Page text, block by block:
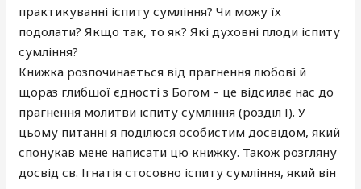
практикуванні іспиту сумління? Чи можу їх
подолати? Якщо так, то як? Які духовні плоди іспиту
сумління?
Книжка розпочинається від прагнення любові й
щораз глибшої єдності з Богом – це відсилає нас до
прагнення молитви іспиту сумління (розділ І). У
цьому питанні я поділюся особистим досвідом, який
спонукав мене написати цю книжку. Також розгляну
досвід св. Ігнатія стосовно іспиту сумління, який він